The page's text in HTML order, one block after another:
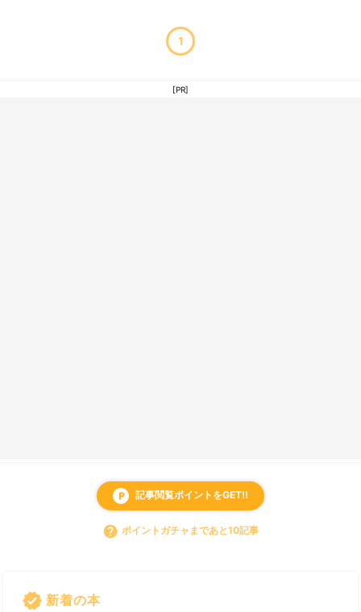
1
[PR]
local_parking 記事閲覧ポイントをGET!!
help ポイントガチャまであと10記事
verified 新着の本